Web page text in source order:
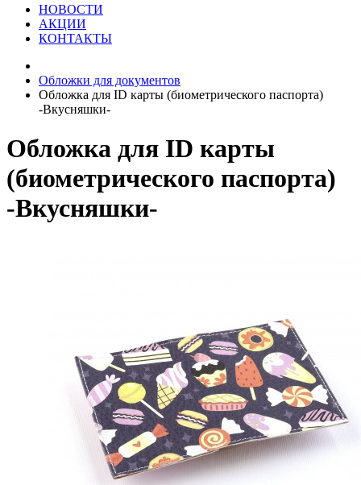
НОВОСТИ
АКЦИИ
КОНТАКТЫ
Обложки для документов
Обложка для ID карты (биометрического паспорта)
-Вкусняшки-
Обложка для ID карты
(биометрического паспорта)
-Вкусняшки-